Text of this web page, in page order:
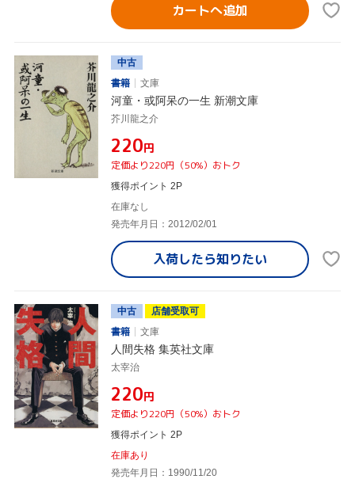
カートへ追加
中古
書籍
文庫
河童・或阿呆の一生 新潮文庫
芥川龍之介
¥220円
定価より220円（50%）おトク
獲得ポイント 2P
在庫なし
発売年月日：2012/02/01
入荷したら知りたい
中古
店舗受取可
書籍
文庫
人間失格 集英社文庫
太宰治
¥220円
定価より220円（50%）おトク
獲得ポイント 2P
在庫あり
発売年月日：1990/11/20